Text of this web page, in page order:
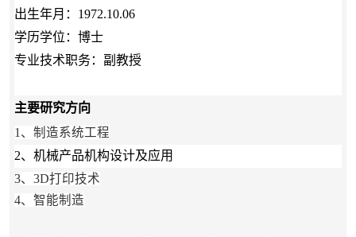
出生年月：1972.10.06
学历学位：博士
专业技术职务：副教授
主要研究方向
1、制造系统工程
2、机械产品机构设计及应用
3、3D打印技术
4、智能制造